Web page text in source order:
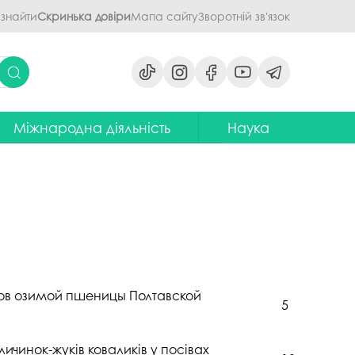
Скринька довіриМапа сайтуЗворотній зв'язок
Міжнародна діяльність
європейський
програми Еразмус+,
Наука
Інформаційно-
консультаційний центр
озимой пшеницы Полтавской
5
жуків коваликів у посівах